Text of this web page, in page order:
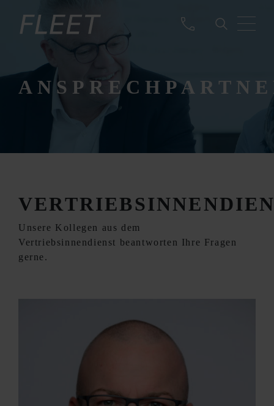
Unsere Kollegen aus dem
Vertriebsinnendienst beantworten Ihre Fragen
gerne.